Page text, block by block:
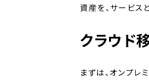
資産を、サービス
クラウド
まずは、オンプレ